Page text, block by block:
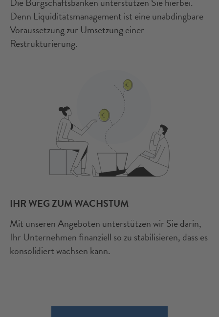
Denn Liquiditätsmanagement ist eine unabdingbare
Voraussetzung zur Umsetzung einer
Restrukturierung.
IHR WEG ZUM WACHSTUM
Mit unseren Angeboten unterstützen wir Sie darin,
Ihr Unternehmen finanziell so zu stabilisieren, dass es
konsolidiert wachsen kann.